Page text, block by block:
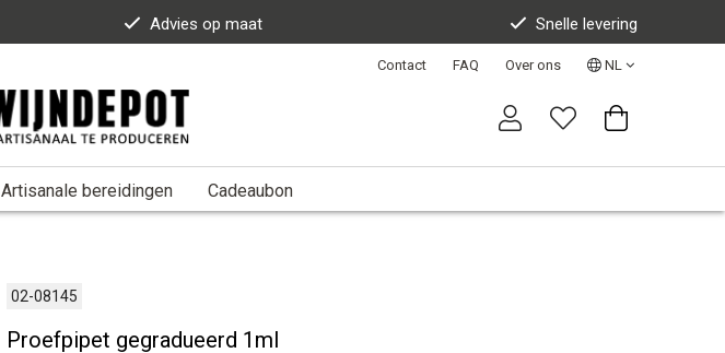
Advies op maat Snelle levering
Contact FAQ Over ons NL
Artisanale bereidingen Cadeaubon
02-08145
Proefpipet gegradueerd 1ml